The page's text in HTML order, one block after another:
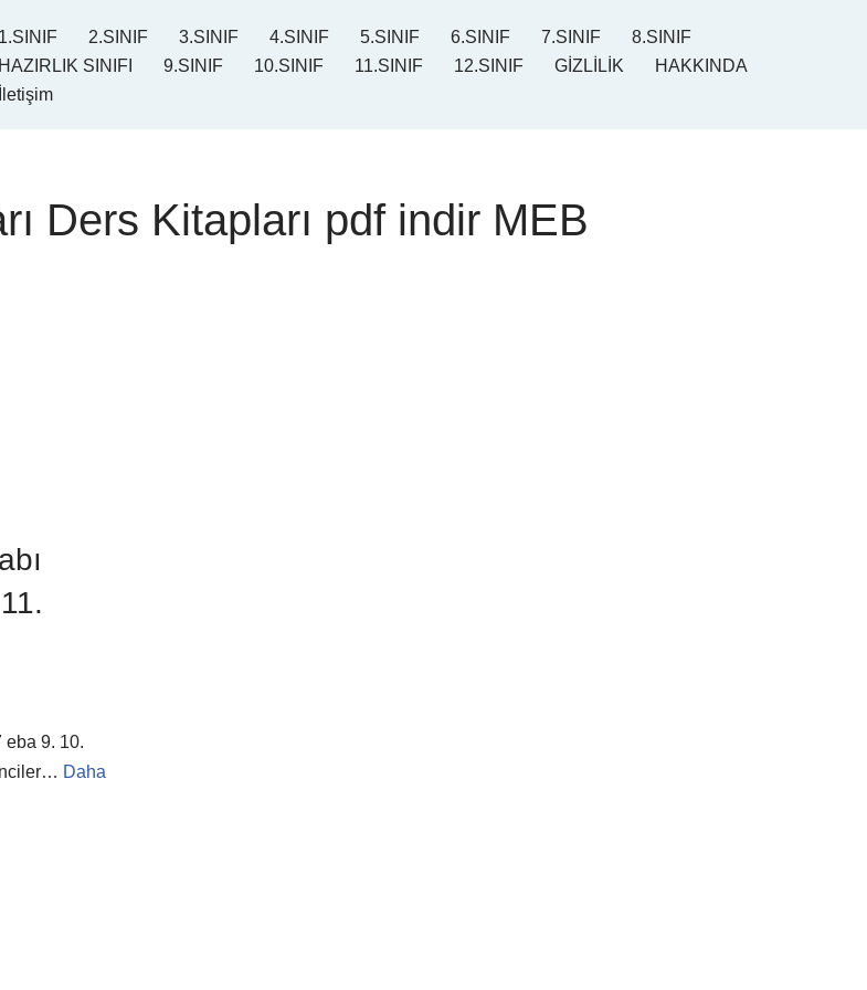
1.SINIF 2.SINIF 3.SINIF 4.SINIF 5.SINIF 6.SINIF 7.SINIF
8.SINIF
HAZIRLIK SINIFI
9.SINIF 10.SINIF 11.SINIF 12.SINIF GİZLİLİK
HAKKINDA
İletişim
Ders Kitapları pdf indir MEB
eba 9. 10.
Daha